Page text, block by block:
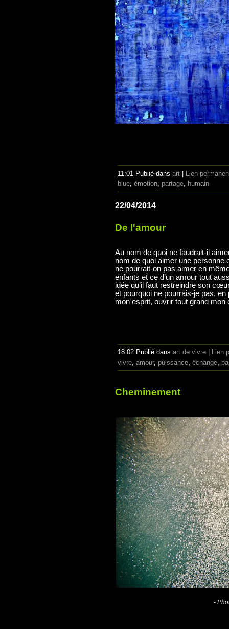
11:01 Publié dans art
Lien
blue, émotion, partage, humain
22/04/2014
De l'amour
Au nom de quoi ne faudrait-il
nom de quoi aimer une personne
ne pourrait-on pas aimer en
enfants et ce d’un amour tout
idée qu’il faut restreindre son
et pourquoi ne pourrais-je pas,
mon esprit, ouvrir tout grand
18:02 Publié dans art de vivre
Lien
vivre, amour, puissance, échange,
Cheminement
-